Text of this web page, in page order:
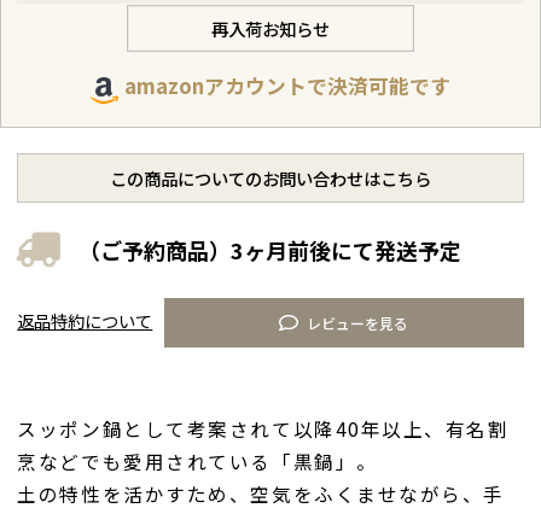
再入荷お知らせ
amazonアカウントで決済可能です
（ご予約商品）3ヶ月前後にて発送予定
この商品についてのお問い合わせはこちら
レビューを見る
返品特約について
スッポン鍋として考案されて以降40年以上、有名割
烹などでも愛用されている「黒鍋」。
土の特性を活かすため、空気をふくませながら、手